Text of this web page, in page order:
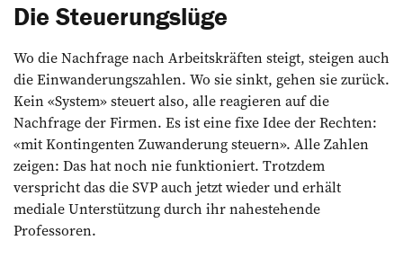
Die Steuerungslüge
Wo die Nachfrage nach Arbeitskräften steigt, steigen auch
die Einwanderungszahlen. Wo sie sinkt, gehen sie zurück.
Kein «System» steuert also, alle reagieren auf die
Nachfrage der Firmen. Es ist eine fixe Idee der Rechten:
«mit Kontingenten Zuwanderung steuern». Alle Zahlen
zeigen: Das hat noch nie funktioniert. Trotzdem
verspricht das die SVP auch jetzt wieder und erhält
mediale Unterstützung durch ihr nahestehende
Professoren.